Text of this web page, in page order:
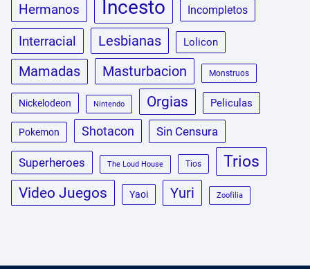
Hermanos Incesto Incompletos
Interracial Lesbianas Lolicon
Mamadas Masturbacion Monstruos
Nickelodeon Nintendo Orgias Peliculas
Pokemon Shotacon Sin Censura
Superheroes The Loud House Tios Trios
Video Juegos Yaoi Yuri Zoofilia